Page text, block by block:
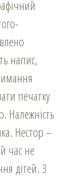
напис,
печатку
Належність
Нестор –
час не
дітей. З